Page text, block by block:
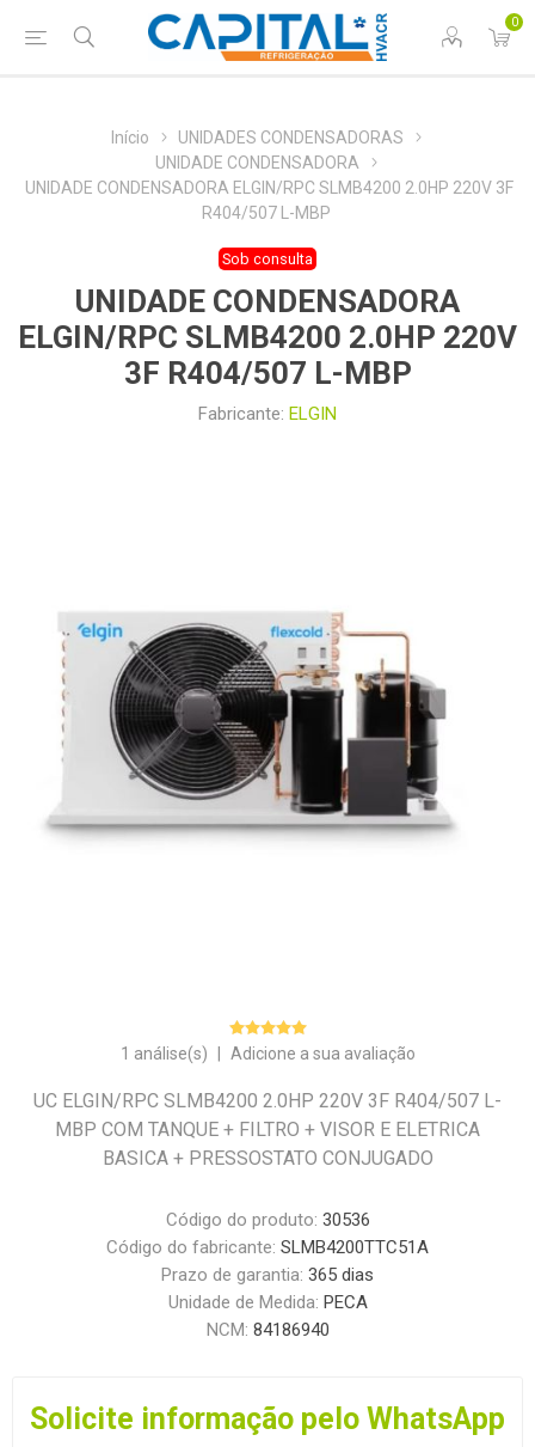
0
Início
UNIDADES CONDENSADORAS
UNIDADE CONDENSADORA
UNIDADE CONDENSADORA ELGIN/RPC SLMB4200 2.0HP 220V 3F
R404/507 L-MBP
Sob consulta
UNIDADE CONDENSADORA
ELGIN/RPC SLMB4200 2.0HP 220V
3F R404/507 L-MBP
Fabricante: ELGIN
1 análise(s) Adicione a sua avaliação
UC ELGIN/RPC SLMB4200 2.0HP 220V 3F R404/507 L-
MBP COM TANQUE + FILTRO + VISOR E ELETRICA
BASICA + PRESSOSTATO CONJUGADO
Código do produto: 30536
Código do fabricante: SLMB4200TTC51A
Prazo de garantia: 365 dias
Unidade de Medida: PECA
NCM: 84186940
Solicite informação pelo WhatsApp